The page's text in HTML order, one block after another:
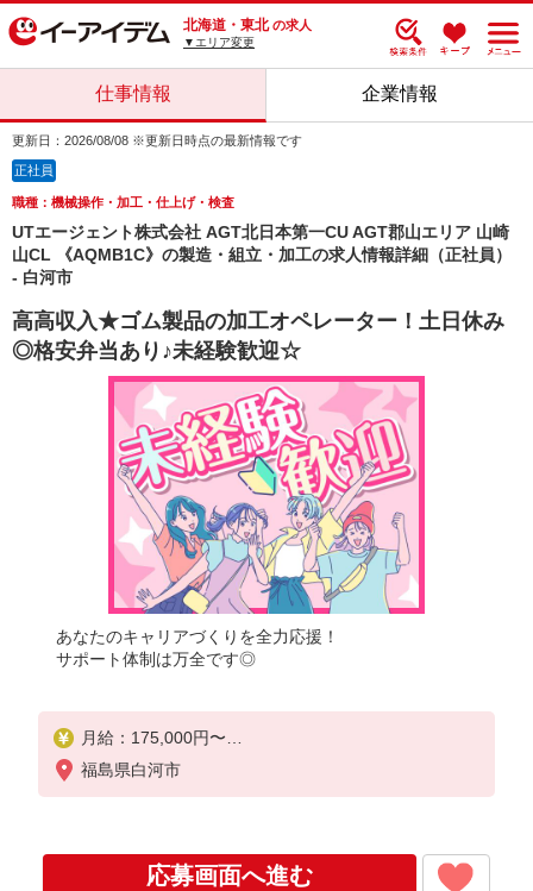
北海道・東北 の求人
▼エリア変更
仕事情報 企業情報
更新日：2026/08/08 ※更新日時点の最新情報です
正社員
職種：機械操作・加工・仕上げ・検査
UTエージェント株式会社 AGT北日本第一CU AGT郡山エリア 山崎
山CL 《AQMB1C》の製造・組立・加工の求人情報詳細（正社員）
- 白河市
高高収入★ゴム製品の加工オペレーター！土日休み
◎格安弁当あり♪未経験歓迎☆
あなたのキャリアづくりを全力応援！
サポート体制は万全です◎
月給：175,000円〜
月収例：258,000円（月給＋各種手当）
福島県白河市
応募画面へ進む